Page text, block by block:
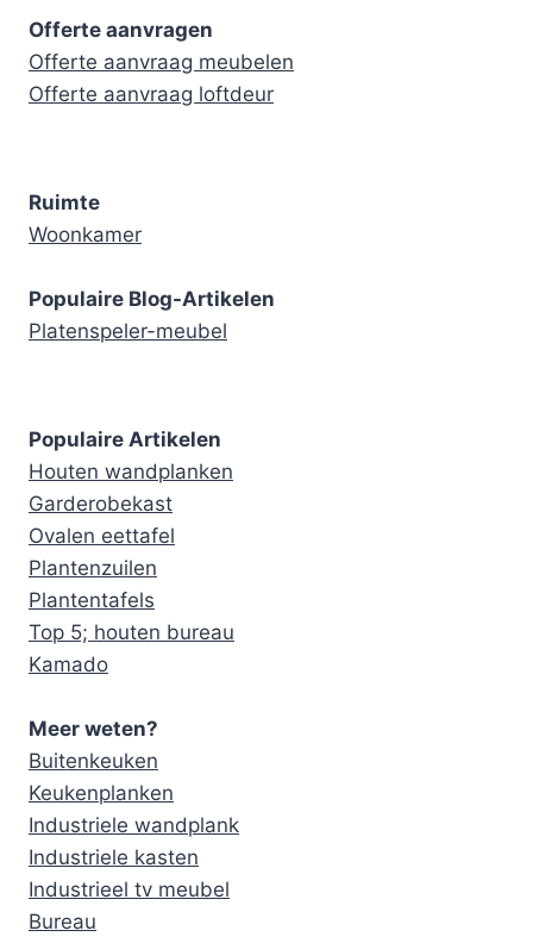
Offerte aanvragen
Offerte aanvraag meubelen
Offerte aanvraag loftdeur
Ruimte
Woonkamer
Populaire Blog-Artikelen
Platenspeler-meubel
Populaire Artikelen
Houten wandplanken
Garderobekast
Ovalen eettafel
Plantenzuilen
Plantentafels
Top 5; houten bureau
Kamado
Meer weten?
Buitenkeuken
Keukenplanken
Industriele wandplank
Industriele kasten
Industrieel tv meubel
Bureau